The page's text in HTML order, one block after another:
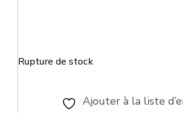
Rupture de stock
Ajouter à la liste